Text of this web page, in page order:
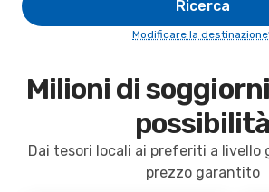
Ricerca
Modificare la
Milioni di
possibilità
Dai tesori locali ai preferiti a livello
prezzo garantito